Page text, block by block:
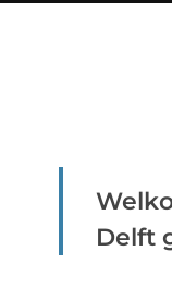
Delft